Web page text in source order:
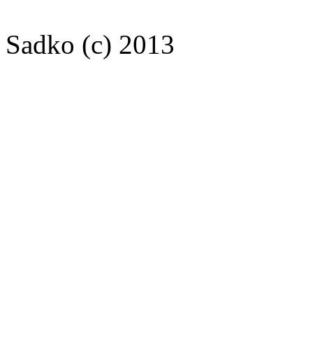
Sadko (c) 2013